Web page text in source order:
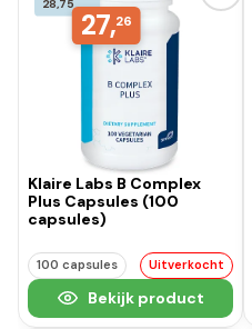
27,26
Klaire Labs B Complex
Plus Capsules (100
capsules)
100 capsules Uitverkocht
Bekijk product